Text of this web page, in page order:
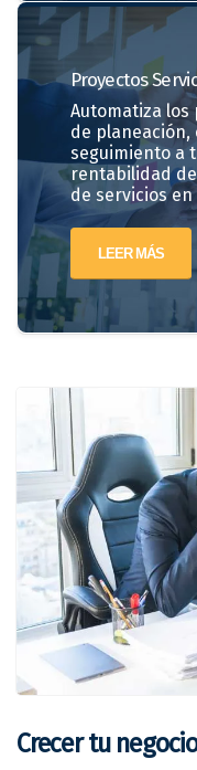
Proyectos
Automatiza
de planeación,
seguimiento a
rentabilidad
de servicios
LEER MÁS
Crecer tu